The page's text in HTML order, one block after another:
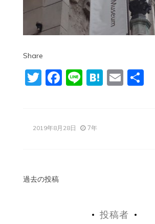
Share
Twitter
Facebook
LineHatena
Email
共
2019年8月28日 7年
投
過去の投稿
投稿者